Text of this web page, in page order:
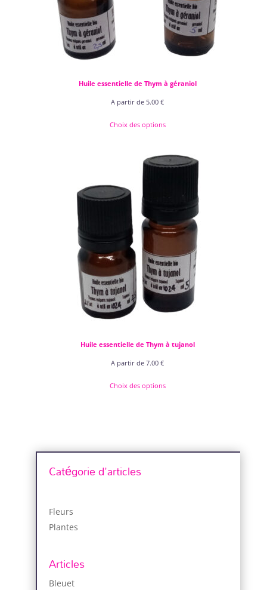
Huile essentielle de Thym à géraniol
A partir de5.00€
Choix des options
Huile essentielle de Thym à tujanol
A partir de7.00€
Choix des options
Catégorie d'articles
Fleurs
Plantes
Articles
Bleuet